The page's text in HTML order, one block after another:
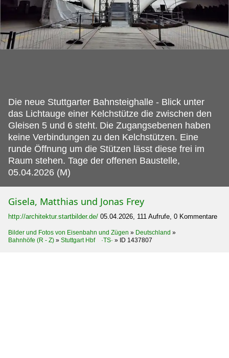
Die neue Stuttgarter Bahnsteighalle - Blick unter
das Lichtauge einer Kelchstütze die zwischen den
Gleisen 5 und 6 steht. Die Zugangsebenen haben
keine Verbindungen zu den Kelchstützen. Eine
runde Öffnung um die Stützen lässt diese frei im
Raum stehen. Tage der offenen Baustelle,
05.04.2026 (M)
Gisela, Matthias und Jonas Frey
http://architektur.startbilder.de/ 05.04.2026, 111 Aufrufe, 0 Kommentare
Bilder und Fotos von Eisenbahn und Zügen » Deutschland »
Bahnhöfe (R - Z) » Stuttgart Hbf ·TS· » ID 1437807